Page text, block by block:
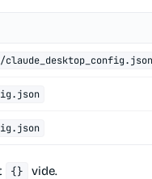
{} vide.